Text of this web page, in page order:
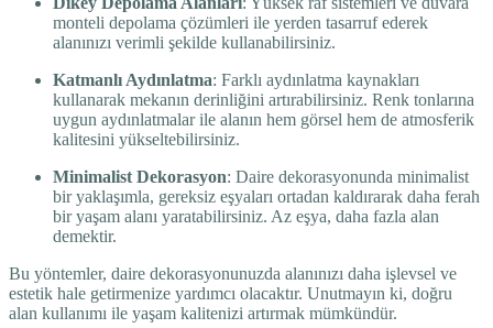
monteli depolama çözümleri ile yerden tasarruf ederek
alanınızı verimli şekilde kullanabilirsiniz.
Katmanlı Aydınlatma: Farklı aydınlatma kaynakları
kullanarak mekanın derinliğini artırabilirsiniz. Renk tonlarına
uygun aydınlatmalar ile alanın hem görsel hem de atmosferik
kalitesini yükseltebilirsiniz.
Minimalist Dekorasyon: Daire dekorasyonunda minimalist
bir yaklaşımla, gereksiz eşyaları ortadan kaldırarak daha ferah
bir yaşam alanı yaratabilirsiniz. Az eşya, daha fazla alan
demektir.
Bu yöntemler, daire dekorasyonunuzda alanınızı daha işlevsel ve
estetik hale getirmenize yardımcı olacaktır. Unutmayın ki, doğru
alan kullanımı ile yaşam kalitenizi artırmak mümkündür.